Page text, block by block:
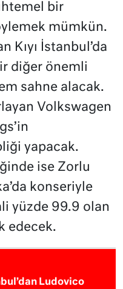
bir
mümkün.
Kıyı İstanbul’da
diğer önemli
sahne alacak.
Volkswagen
yapacak.
ise Zorlu
konseriyle
yüzde 99.9 olan
edecek.
Ludovico